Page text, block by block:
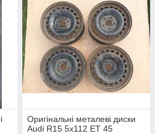
Оригінальні металеві диски
Audi R15 5x112 ET 45